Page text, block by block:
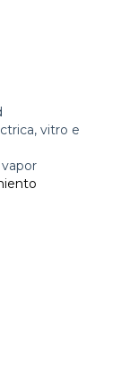
vitro e